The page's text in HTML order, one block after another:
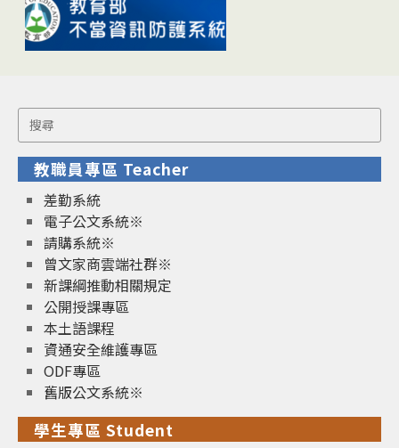
Search
for:
教職員專區 Teacher
差勤系統
電子公文系統※
請購系統※
曾文家商雲端社群※
新課綱推動相關規定
公開授課專區
本土語課程
資通安全維護專區
ODF專區
舊版公文系統※
學生專區 Student